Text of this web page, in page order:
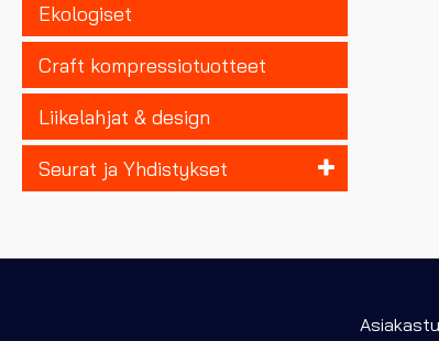
Ekologiset
Craft kompressiotuotteet
Liikelahjat & design
Seurat ja Yhdistykset